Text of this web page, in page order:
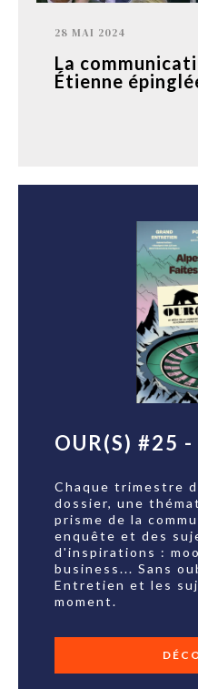
28 MAI 2024
La
Étienne
OUR(S) #25
Chaque trimestre
dossier, une
prisme de la
enquête et des
d'inspirations :
business... Sans
Entretien et les
moment.